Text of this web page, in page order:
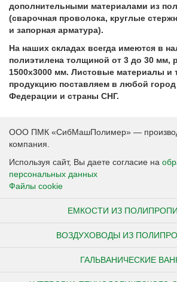
дополнительными материалами из
(сварочная проволока, круглые
и запорная арматура).
На наших складах всегда имеются в
полиэтилена толщиной от 3 до 30 мм,
1500х3000 мм. Листовые материалы и
продукцию поставляем в любой
Федерации и страны СНГ.
ООО ПМК «СибМашПолимер» —
компания.
Используя сайт, Вы даете согласие на
персональных данных
Файлы cookie
ЕМКОСТИ ИЗ
ВОЗДУХОВОДЫ ИЗ
ГАЛЬВАНИЧЕСКИЕ